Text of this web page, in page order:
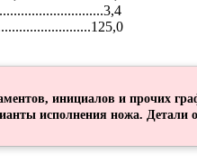
инициалов и прочих
исполнения ножа. Детали